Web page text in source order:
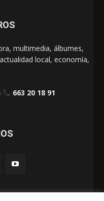
multimedia, álbumes,
local, economía,
663 20 18 91